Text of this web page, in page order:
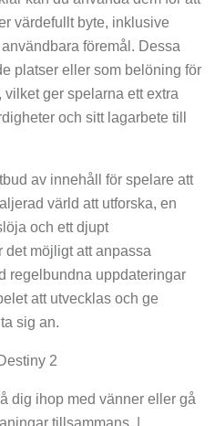
värdefullt byte, inklusive
föremål. Dessa
platser eller som belöning för
vilket ger spelarna ett extra
och sitt lagarbete till
av innehåll för spelare att
värld att utforska, en
och ett djupt
det möjligt att anpassa
regelbundna uppdateringar
att utvecklas och ge
sig an.
2
dig ihop med vänner eller gå
tillsammans. |